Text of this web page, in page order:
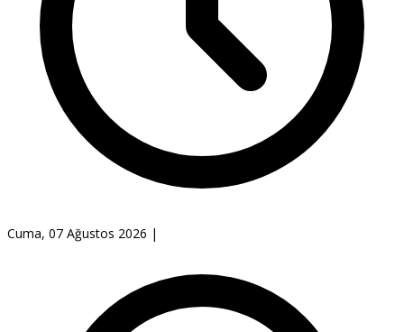
Cuma, 07 Ağustos 2026 |